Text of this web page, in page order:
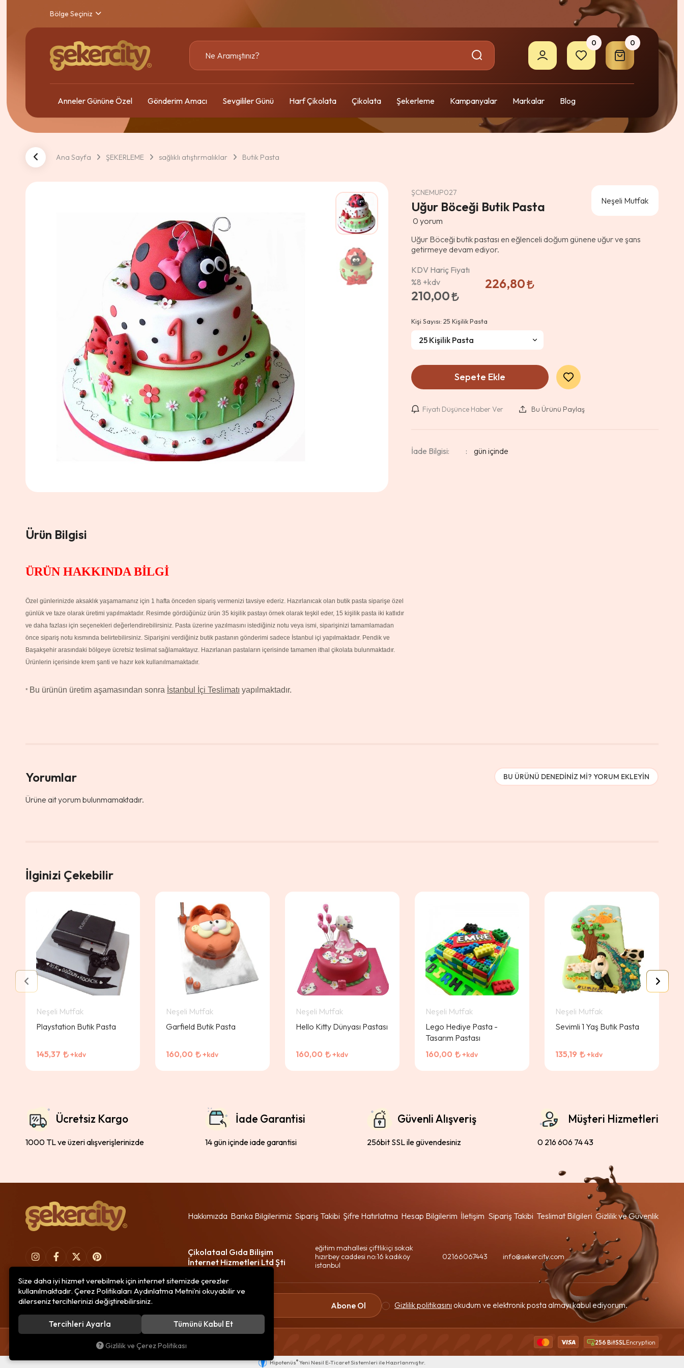
Bölge Seçiniz
0 0
Anneler Gününe Özel Gönderim Amacı Sevgililer Günü Harf Çikolata Çikolata Şekerleme Kampanyalar Markalar Blog
Ana Sayfa ŞEKERLEME sağlıklı atıştırmalıklar Butik Pasta
ŞCNEMUP027
Uğur Böceği Butik Pasta
0 yorum
Neşeli Mutfak
Uğur Böceği butik pastası en eğlenceli doğum günene uğur ve şans
getirmeye devam ediyor.
KDV Hariç Fiyatı
%8 +kdv
210,00
226,80
Kişi Sayısı:25 Kişilik Pasta
Sepete Ekle
Fiyatı Düşünce Haber Ver Bu Ürünü Paylaş
İade Bilgisi:
Ürün Bilgisi
ÜRÜN HAKKINDA BİLGİ
Özel günlerinizde aksaklık yaşamamanız için 1 hafta önceden sipariş vermenizi tavsiye ederiz. Hazırlanıcak olan butik pasta siparişe özel
günlük ve taze olarak üretimi yapılmaktadır. Resimde gördüğünüz ürün 35 kişilik pastayı örnek olarak teşkil eder, 15 kişilik pasta iki katlıdır
ve daha fazlası için seçenekleri değerlendirebilirsiniz. Pasta üzerine yazılmasını istediğiniz notu veya ismi, siparişinizi tamamlamadan
önce sipariş notu kısmında belirtebilirsiniz. Siparişini verdiğiniz butik pastanın gönderimi sadece İstanbul içi yapılmaktadır. Pendik ve
Başakşehir arasındaki bölgeye ücretsiz teslimat sağlamaktayız. Hazırlanan pastaların içerisinde tamamen ithal çikolata bulunmaktadır.
Ürünlerin içerisinde krem şanti ve hazır kek kullanılmamaktadır.
* Bu ürünün üretim aşamasından sonra İstanbul İçi Teslimatı yapılmaktadır.
Yorumlar BU ÜRÜNÜ DENEDINIZ MI? YORUM EKLEYIN
Ürüne ait yorum bulunmamaktadır.
İlginizi Çekebilir
Neşeli Mutfak
Playstation Butik Pasta
145,37 +kdv
Neşeli Mutfak
Garfield Butik Pasta
160,00 +kdv
Neşeli Mutfak
Hello Kitty Dünyası Pastası
160,00 +kdv
Neşeli Mutfak
Lego Hediye Pasta -
Tasarım Pastası
160,00
+kdv
Neşeli Mutfak
Sevimli 1 Yaş Butik Pasta
135,19 +kdv
Ücretsiz Kargo
1000 TL ve üzeri alışverişlerinizde
İade Garantisi
14 gün içinde iade garantisi
Güvenli Alışveriş
256bit SSL ile güvendesiniz
Müşteri Hizmetleri
0 216 606 74 43
Hakkımızda Banka Bilgilerimiz Sipariş Takibi Şifre Hatırlatma Hesap Bilgilerim İletişim Sipariş Takibi Teslimat Bilgileri Gizlilik ve Güvenlik
Çikolataal Gıda Bilişim
İnternet Hizmetleri Ltd Şti
eğitim mahallesi çiftlikiçi sokak
hızırbey caddesi no:16 kadıköy
istanbul
02166067443 info@sekercity.com
Abone Ol Gizlilik politikasını okudum ve elektronik posta almayı kabul ediyorum.
Çikolataal Gıda Bilişim. Tüm hakları saklıdır. 256 BitSSLEncryption
Hipotenüs® Yeni Nesil E-Ticaret Sistemleri ile Hazırlanmıştır.
Size daha iyi hizmet verebilmek için internet sitemizde çerezler
kullanılmaktadır. Çerez Politikaları Aydınlatma Metni’ni okuyabilir ve
dilerseniz tercihlerinizi değiştirebilirsiniz.
Tercihleri Ayarla Tümünü Kabul Et
Gizlilik ve Çerez Politikası